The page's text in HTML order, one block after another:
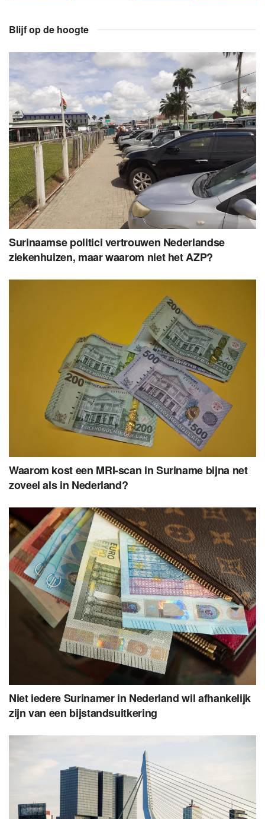
Blijf op de hoogte
Surinaamse politici vertrouwen Nederlandse
ziekenhuizen, maar waarom niet het AZP?
Waarom kost een MRI-scan in Suriname bijna net
zoveel als in Nederland?
Niet iedere Surinamer in Nederland wil afhankelijk
zijn van een bijstandsuitkering